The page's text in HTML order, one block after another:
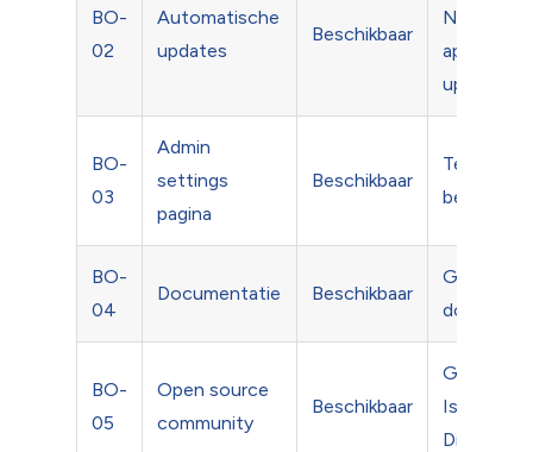
BO-
02
Automatische
updates
Beschikbaar
Nextcloud
app-
updater
BO-
03
Admin
settings
pagina
Beschikbaar
Template-
beheer
BO-
04
Documentatie Beschikbaar
GitHub
docs
BO-
05
Open source
community
Beschikbaar
GitHub
Issues +